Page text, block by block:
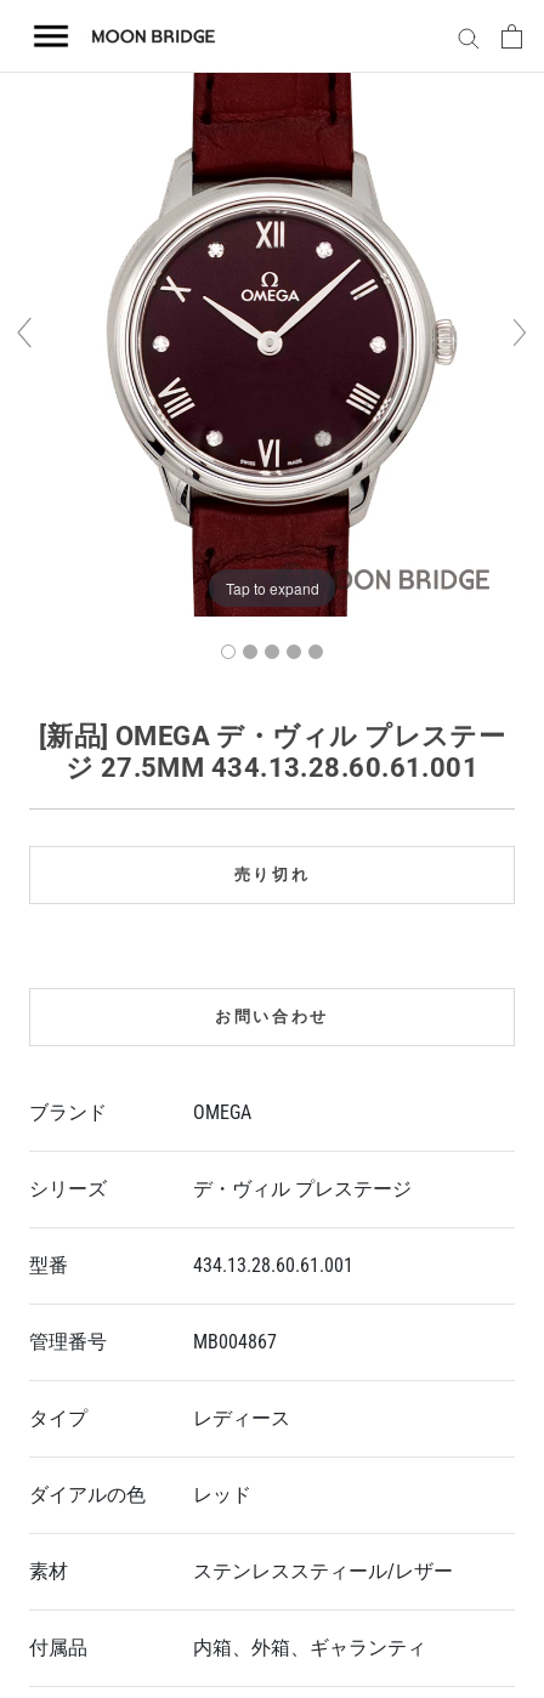
テ
会社概要
Tap to expand
[新品] OMEGA デ・ヴィル プレステー
ジ 27.5MM 434.13.28.60.61.001
売り切れ
お問い合わせ
ブランド OMEGA
シリーズ デ・ヴィル プレステージ
型番 434.13.28.60.61.001
管理番号 MB004867
タイプ レディース
ダイアルの色 レッド
素材 ステンレススティール/レザー
付属品 内箱、外箱、ギャランティ